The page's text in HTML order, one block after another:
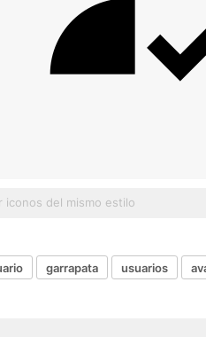
garrapata usuarios